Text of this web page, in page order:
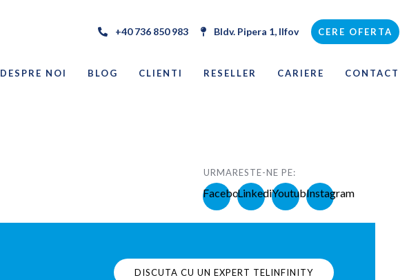
+40 736 850 983 Bldv. Pipera 1, Ilfov CERE OFERTA
DESPRE NOI BLOG CLIENTI RESELLER CARIERE CONTACT
URMARESTE-NE PE:
FacebookLinkedinYoutubeInstagram
DISCUTA CU UN EXPERT TELINFINITY